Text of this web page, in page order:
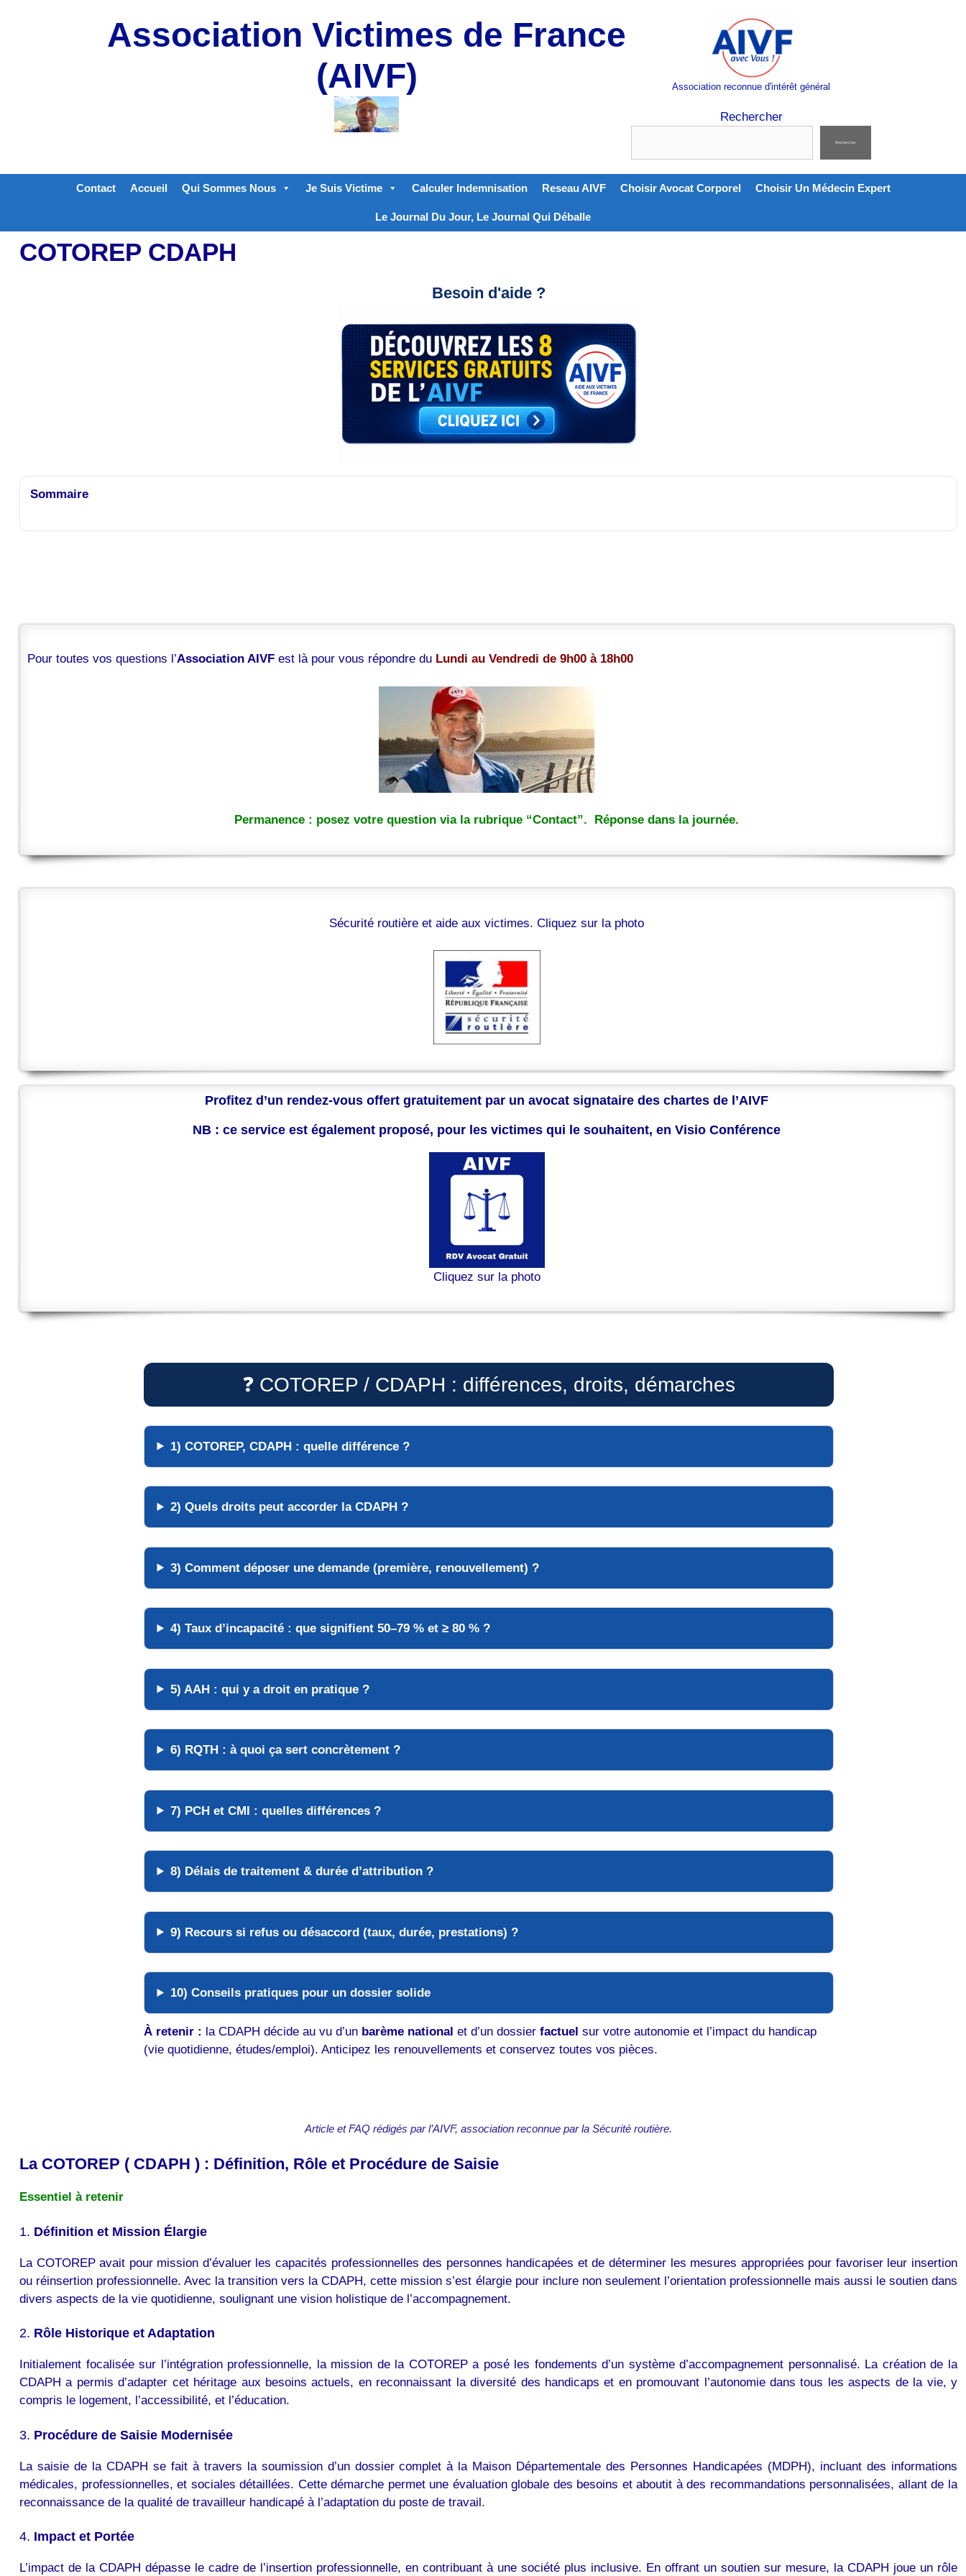
Association reconnue d'intérêt général
Rechercher
Rechercher
Association Victimes de France
(AIVF)
Contact Accueil Qui Sommes Nous Je Suis Victime Calculer Indemnisation Reseau AIVF Choisir Avocat Corporel Choisir Un Médecin Expert
Le Journal Du Jour, Le Journal Qui Déballe
COTOREP CDAPH
Besoin d'aide ?
Sommaire
Pour toutes vos questions l’Association AIVF est là pour vous répondre du Lundi au Vendredi de 9h00 à 18h00
Permanence : posez votre question via la rubrique “Contact”. Réponse dans la journée.
Sécurité routière et aide aux victimes. Cliquez sur la photo
Profitez d’un rendez-vous offert gratuitement par un avocat signataire des chartes de l’AIVF
NB : ce service est également proposé, pour les victimes qui le souhaitent, en Visio Conférence
Cliquez sur la photo
❓ COTOREP / CDAPH : différences, droits, démarches
1) COTOREP, CDAPH : quelle différence ?
2) Quels droits peut accorder la CDAPH ?
3) Comment déposer une demande (première, renouvellement) ?
4) Taux d’incapacité : que signifient 50–79 % et ≥ 80 % ?
5) AAH : qui y a droit en pratique ?
6) RQTH : à quoi ça sert concrètement ?
7) PCH et CMI : quelles différences ?
8) Délais de traitement & durée d’attribution ?
9) Recours si refus ou désaccord (taux, durée, prestations) ?
10) Conseils pratiques pour un dossier solide
À retenir : la CDAPH décide au vu d’un barème national et d’un dossier factuel sur votre autonomie et l’impact du handicap
(vie quotidienne, études/emploi). Anticipez les renouvellements et conservez toutes vos pièces.
Article et FAQ rédigés par l’AIVF, association reconnue par la Sécurité routière.
La COTOREP ( CDAPH ) : Définition, Rôle et Procédure de Saisie
Essentiel à retenir
1. Définition et Mission Élargie
La COTOREP avait pour mission d’évaluer les capacités professionnelles des personnes handicapées et de déterminer les mesures appropriées pour favoriser leur insertion
ou réinsertion professionnelle. Avec la transition vers la CDAPH, cette mission s’est élargie pour inclure non seulement l’orientation professionnelle mais aussi le soutien dans
divers aspects de la vie quotidienne, soulignant une vision holistique de l’accompagnement.
2. Rôle Historique et Adaptation
Initialement focalisée sur l’intégration professionnelle, la mission de la COTOREP a posé les fondements d’un système d’accompagnement personnalisé. La création de la
CDAPH a permis d’adapter cet héritage aux besoins actuels, en reconnaissant la diversité des handicaps et en promouvant l’autonomie dans tous les aspects de la vie, y
compris le logement, l’accessibilité, et l’éducation.
3. Procédure de Saisie Modernisée
La saisie de la CDAPH se fait à travers la soumission d’un dossier complet à la Maison Départementale des Personnes Handicapées (MDPH), incluant des informations
médicales, professionnelles, et sociales détaillées. Cette démarche permet une évaluation globale des besoins et aboutit à des recommandations personnalisées, allant de la
reconnaissance de la qualité de travailleur handicapé à l’adaptation du poste de travail.
4. Impact et Portée
L’impact de la CDAPH dépasse le cadre de l’insertion professionnelle, en contribuant à une société plus inclusive. En offrant un soutien sur mesure, la CDAPH joue un rôle